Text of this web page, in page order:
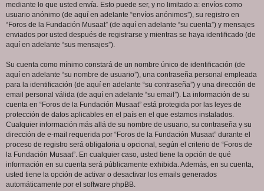
mediante lo que usted envía. Esto puede ser, y no limitado a: envíos como
usuario anónimo (de aquí en adelante “envíos anónimos”), su registro en
“Foros de la Fundación Musaat” (de aquí en adelante “su cuenta”) y mensajes
enviados por usted después de registrarse y mientras se haya identificado (de
aquí en adelante “sus mensajes”).
Su cuenta como mínimo constará de un nombre único de identificación (de
aquí en adelante “su nombre de usuario”), una contraseña personal empleada
para la identificación (de aquí en adelante “su contraseña”) y una dirección de
email personal válida (de aquí en adelante “su email”). La información de su
cuenta en “Foros de la Fundación Musaat” está protegida por las leyes de
protección de datos aplicables en el país en el que estamos instalados.
Cualquier información más allá de su nombre de usuario, su contraseña y su
dirección de e-mail requerida por “Foros de la Fundación Musaat” durante el
proceso de registro será obligatoria u opcional, según el criterio de “Foros de
la Fundación Musaat”. En cualquier caso, usted tiene la opción de qué
información en su cuenta será públicamente exhibida. Además, en su cuenta,
usted tiene la opción de activar o desactivar los emails generados
automáticamente por el software phpBB.